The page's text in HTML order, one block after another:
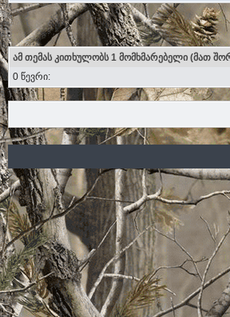
ამ თემას კითხულობს 1 მომხმარებელი (მათ
0 წევრი: